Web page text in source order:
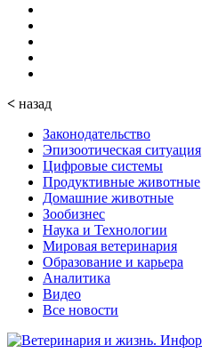
< назад
Законодательство
Эпизоотическая ситуация
Цифровые системы
Продуктивные животные
Домашние животные
Зообизнес
Наука и Технологии
Мировая ветеринария
Образование и карьера
Аналитика
Видео
Все новости